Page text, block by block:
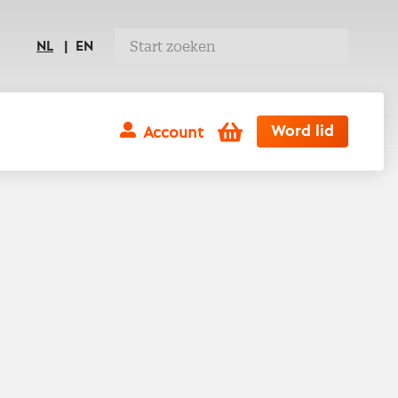
NL EN
Account Winkelwagen
Word lid